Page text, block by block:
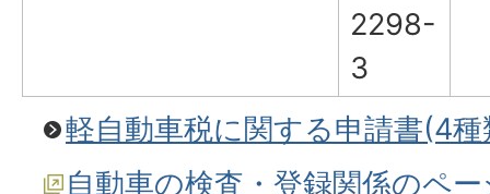
2298-
3
軽自動車税に関する申請書(4種
自動車の検査・登録関係のペ